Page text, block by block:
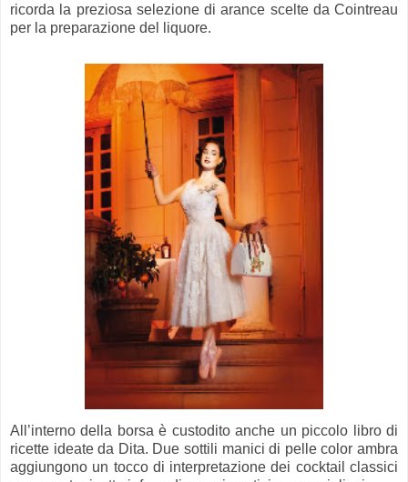
ricorda la preziosa selezione di arance scelte da Cointreau
per la preparazione del liquore.
All’interno della borsa è custodito anche un piccolo libro di
ricette ideate da Dita. Due sottili manici di pelle color ambra
aggiungono un tocco di interpretazione dei cocktail classici